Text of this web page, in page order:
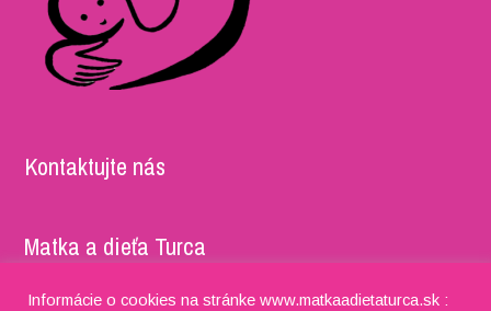
Kontaktujte nás
Matka a dieťa Turca
Adresa: Timravy 5052/27, 036 01 Martin IČO: 37981722,
Informácie o cookies na stránke www.matkaadietaturca.sk :